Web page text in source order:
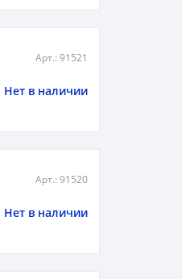
Арт.: 91521
Нет в наличии
Арт.: 91520
Нет в наличии